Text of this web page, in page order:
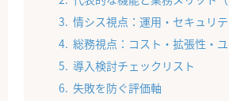
情シス視点：運用・セキュリ
総務視点：コスト・拡張性・
導入検討チェックリスト
失敗を防ぐ評価軸